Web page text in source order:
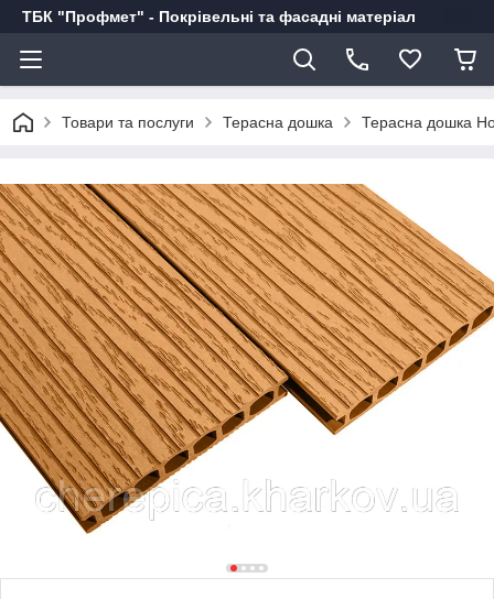
ТБК "Профмет" - Покрівельні та фасадні матеріал
Товари та послуги Терасна дошка Терасна дошка